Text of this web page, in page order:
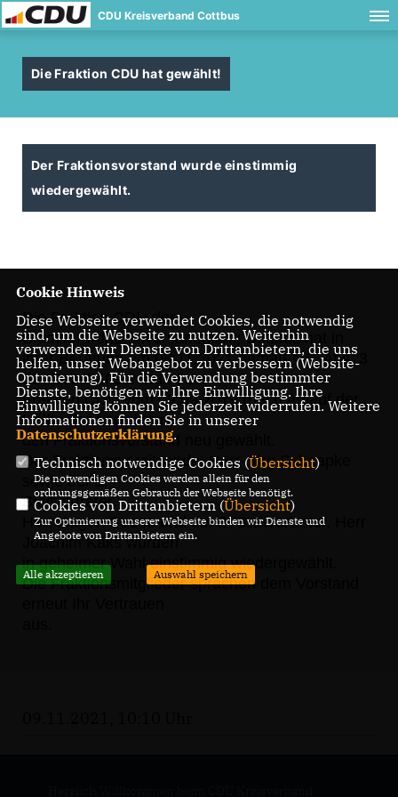
CDU Kreisverband Cottbus
Die Fraktion CDU hat gewählt!
Der Fraktionsvorstand wurde einstimmig
wiedergewählt.
Die Fraktion CDU der
Stadtverordnetenversammlung Cottbus hat in
ihrer Beratung am 08.11.2021 gemäß § 5, Abs. 3
der Geschäftsordnung der
Fraktion CDU vom 09.09.2019 (nach Ablauf der
Hälfte der Legislatur)
den Fraktionsvorstand neu gewählt.
Der Fraktionsvorsitzende, Herr Jörg Schnapke
sowie der 1.
Stellvertreter,
Herr Hagen Strese und der 2. Stellvertreter, Herr
Joachim Käks wurden
in geheimer Wahl einstimmig wiedergewählt.
Die Fraktionsmitglieder sprachen dem Vorstand
Cookie Hinweis
Diese Webseite verwendet Cookies, die notwendig
sind, um die Webseite zu nutzen. Weiterhin
verwenden wir Dienste von Drittanbietern, die uns
helfen, unser Webangebot zu verbessern (Website-
Optmierung). Für die Verwendung bestimmter
Dienste, benötigen wir Ihre Einwilligung. Ihre
Einwilligung können Sie jederzeit widerrufen. Weitere
Informationen finden Sie in unserer
Datenschutzerklärung.
Technisch notwendige Cookies (Übersicht)
Die notwendigen Cookies werden allein für den
ordnungsgemäßen Gebrauch der Webseite benötigt.
Cookies von Drittanbietern (Übersicht)
Zur Optimierung unserer Webseite binden wir Dienste und
Angebote von Drittanbietern ein.
Alle akzeptieren Auswahl speichern